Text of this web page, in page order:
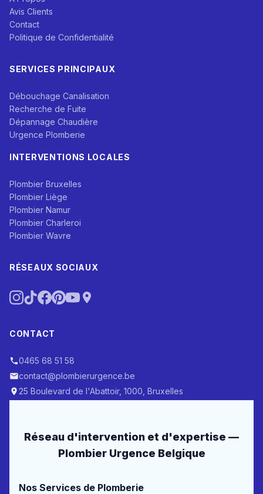
Avis Clients
Contact
Politique de Confidentialité
SERVICES PRINCIPAUX
Débouchage Canalisation
Recherche de Fuite
Dépannage Chaudière
Urgence Plomberie
INTERVENTIONS LOCALES
Plombier Bruxelles
Plombier Liège
Plombier Namur
Plombier Charleroi
Plombier Wavre
RÉSEAUX SOCIAUX
CONTACT
0465 68 51 58
contact@plombierurgence.be
25 Boulevard de l'Abattoir, 1000, Bruxelles
Réseau d'intervention et d'expertise —
Plombier Urgence Belgique
Nos Services de Plomberie